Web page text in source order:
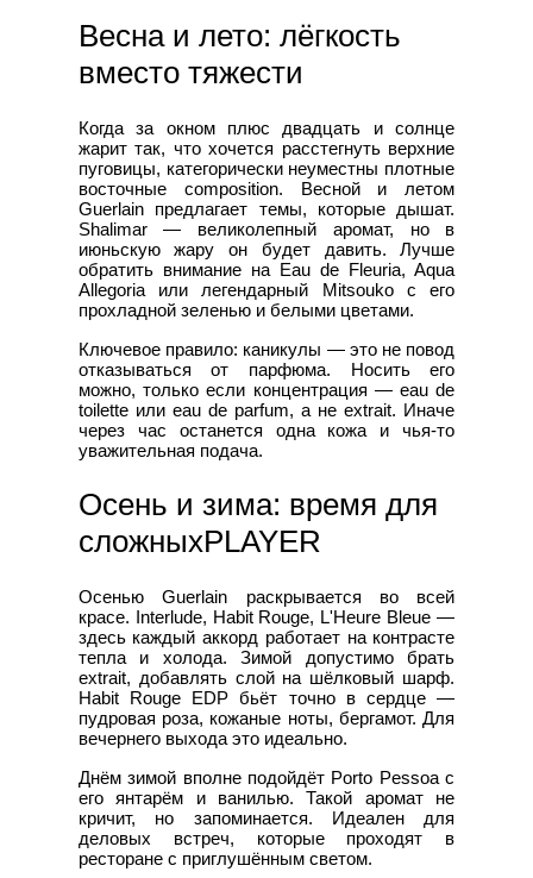
Весна и лето: лёгкость
вместо тяжести
Когда за окном плюс двадцать и солнце
жарит так, что хочется расстегнуть верхние
пуговицы, категорически неуместны плотные
восточные composition. Весной и летом
Guerlain предлагает темы, которые дышат.
Shalimar — великолепный аромат, но в
июньскую жару он будет давить. Лучше
обратить внимание на Eau de Fleuria, Aqua
Allegoria или легендарный Mitsouko с его
прохладной зеленью и белыми цветами.
Ключевое правило: каникулы — это не повод
отказываться от парфюма. Носить его
можно, только если концентрация — eau de
toilette или eau de parfum, а не extrait. Иначе
через час останется одна кожа и чья-то
уважительная подача.
Осень и зима: время для
сложныхPLAYER
Осенью Guerlain раскрывается во всей
красе. Interlude, Habit Rouge, L'Heure Bleue —
здесь каждый аккорд работает на контрасте
тепла и холода. Зимой допустимо брать
extrait, добавлять слой на шёлковый шарф.
Habit Rouge EDP бьёт точно в сердце —
пудровая роза, кожаные ноты, бергамот. Для
вечернего выхода это идеально.
Днём зимой вполне подойдёт Porto Pessoa с
его янтарём и ванилью. Такой аромат не
кричит, но запоминается. Идеален для
деловых встреч, которые проходят в
ресторане с приглушённым светом.